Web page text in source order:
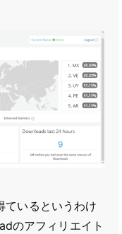
ているというわけ
のアフィリエイト